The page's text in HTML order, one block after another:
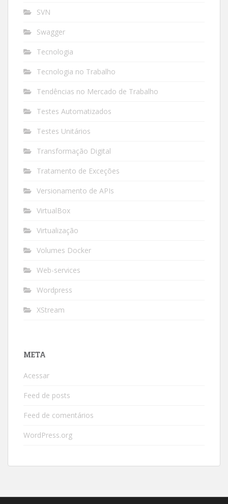
SVN
Swagger
Tecnologia
Tecnologia no Trabalho
Tendências no Mercado de Trabalho
Testes Automatizados
Testes Unitários
Transformação Digital
Tratamento de Exceções
Versionamento de APIs
VirtualBox
Virtualização
Volumes Docker
Web-services
Wordpress
XStream
META
Acessar
Feed de posts
Feed de comentários
WordPress.org